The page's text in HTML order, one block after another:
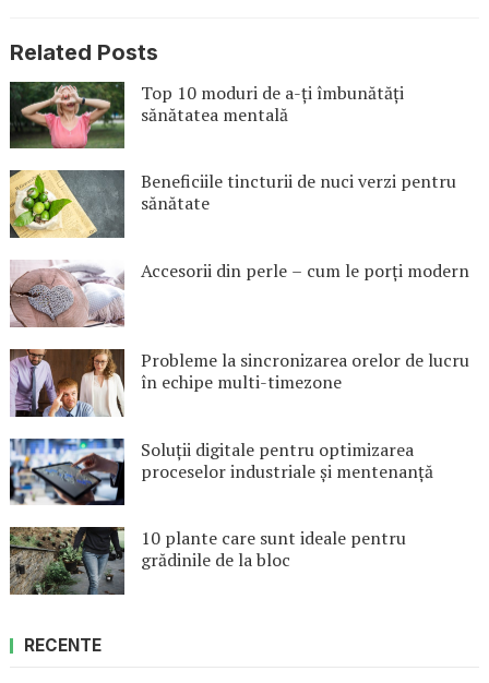
Related Posts
Top 10 moduri de a-ți îmbunătăți
sănătatea mentală
Beneficiile tincturii de nuci verzi pentru
sănătate
Accesorii din perle – cum le porți modern
Probleme la sincronizarea orelor de lucru
în echipe multi-timezone
Soluții digitale pentru optimizarea
proceselor industriale și mentenanță
10 plante care sunt ideale pentru
grădinile de la bloc
RECENTE